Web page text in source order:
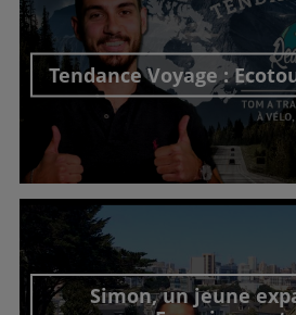
Tendance Voyage :
Simon, un jeune